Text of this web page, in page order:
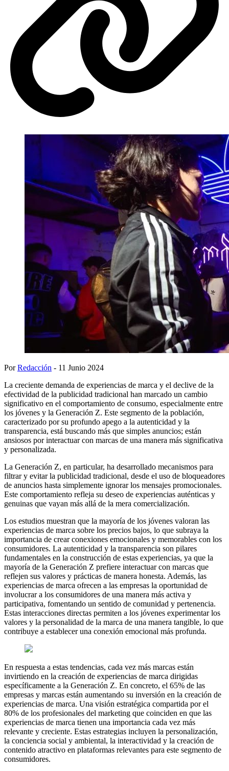
PorRedacción - 11 Junio 2024
La creciente demanda de experiencias de marca y el declive de la
efectividad de la publicidad tradicional han marcado un cambio
significativo en el comportamiento de consumo, especialmente entre
los jóvenes y la Generación Z. Este segmento de la población,
caracterizado por su profundo apego a la autenticidad y la
transparencia, está buscando más que simples anuncios; están
ansiosos por interactuar con marcas de una manera más significativa
y personalizada.
La Generación Z, en particular, ha desarrollado mecanismos para
filtrar y evitar la publicidad tradicional, desde el uso de bloqueadores
de anuncios hasta simplemente ignorar los mensajes promocionales.
Este comportamiento refleja su deseo de experiencias auténticas y
genuinas que vayan más allá de la mera comercialización.
Los estudios muestran que la mayoría de los jóvenes valoran las
experiencias de marca sobre los precios bajos, lo que subraya la
importancia de crear conexiones emocionales y memorables con los
consumidores. La autenticidad y la transparencia son pilares
fundamentales en la construcción de estas experiencias, ya que la
mayoría de la Generación Z prefiere interactuar con marcas que
reflejen sus valores y prácticas de manera honesta. Además, las
experiencias de marca ofrecen a las empresas la oportunidad de
involucrar a los consumidores de una manera más activa y
participativa, fomentando un sentido de comunidad y pertenencia.
Estas interacciones directas permiten a los jóvenes experimentar los
valores y la personalidad de la marca de una manera tangible, lo que
contribuye a establecer una conexión emocional más profunda.
En respuesta a estas tendencias, cada vez más marcas están
invirtiendo en la creación de experiencias de marca dirigidas
específicamente a la Generación Z. En concreto, el 65% de las
empresas y marcas están aumentando su inversión en la creación de
experiencias de marca. Una visión estratégica compartida por el
80% de los profesionales del marketing que coinciden en que las
experiencias de marca tienen una importancia cada vez más
relevante y creciente. Estas estrategias incluyen la personalización,
la conciencia social y ambiental, la interactividad y la creación de
contenido atractivo en plataformas relevantes para este segmento de
consumidores.